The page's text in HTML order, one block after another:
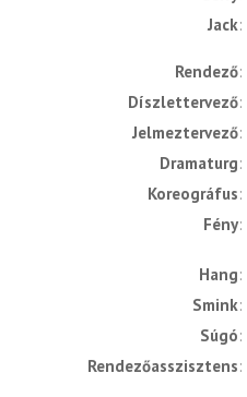
Jack
rendező
díszlettervező
jelmeztervező
dramaturg
koreográfus
fény
hang
smink
súgó
rendezőasszisztens